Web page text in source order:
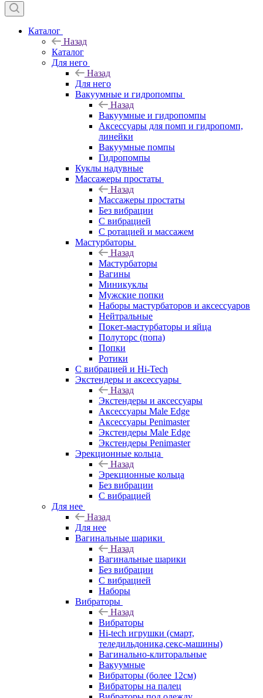
Каталог
Назад
Каталог
Для него
Назад
Для него
Вакуумные и гидропомпы
Назад
Вакуумные и гидропомпы
Аксессуары для помп и гидропомп,
линейки
Вакуумные помпы
Гидропомпы
Куклы надувные
Массажеры простаты
Назад
Массажеры простаты
Без вибрации
С вибрацией
С ротацией и массажем
Мастурбаторы
Назад
Мастурбаторы
Вагины
Миникуклы
Мужские попки
Наборы мастурбаторов и аксессуаров
Нейтральные
Покет-мастурбаторы и яйца
Полуторс (попа)
Попки
Ротики
С вибрацией и Hi-Tech
Экстендеры и аксессуары
Назад
Экстендеры и аксессуары
Аксессуары Male Edge
Аксессуары Penimaster
Экстендеры Male Edge
Экстендеры Penimaster
Эрекционные кольца
Назад
Эрекционные кольца
Без вибрации
С вибрацией
Для нее
Назад
Для нее
Вагинальные шарики
Назад
Вагинальные шарики
Без вибрации
С вибрацией
Наборы
Вибраторы
Назад
Вибраторы
Hi-tech игрушки (смарт,
теледильдоника,секс-машины)
Вагинально-клиторальные
Вакуумные
Вибраторы (более 12см)
Вибраторы на палец